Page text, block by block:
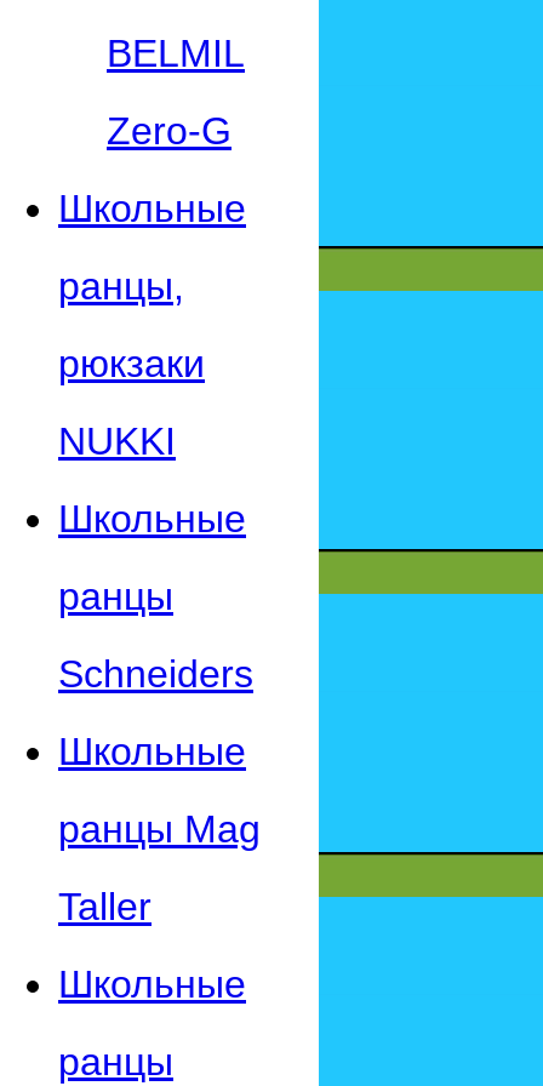
BELMIL
Zero-G
Школьные
ранцы,
рюкзаки
NUKKI
Школьные
ранцы
Schneiders
Школьные
ранцы Mag
Taller
Школьные
ранцы